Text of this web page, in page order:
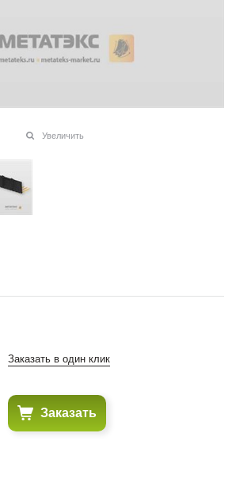
Увеличить
Заказать в один клик
Заказать